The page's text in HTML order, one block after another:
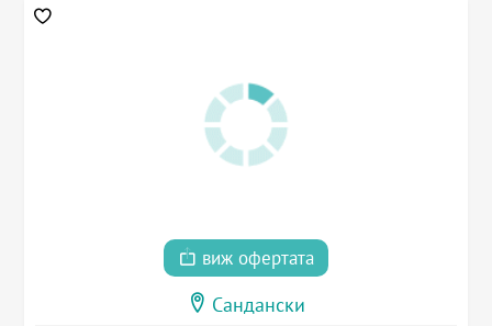
виж офертата
Сандански